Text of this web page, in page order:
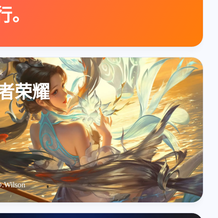
1 lsky 2 steam2 标签 GitHub 影视
域名2 SteamDeck3 建站 ayaneo1 宝塔3
Halo1 铭凡1 1panel1
三月 2025
1篇
九月 2024
2篇
六月 2024 五月 2024
荣耀